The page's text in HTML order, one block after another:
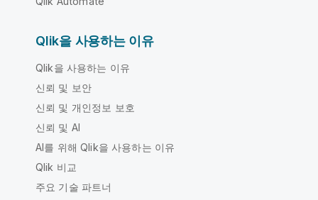
Qlik을 사용하는 이유
Qlik을 사용하는 이유
신뢰 및 보안
신뢰 및 개인정보 보호
신뢰 및 AI
AI를 위해 Qlik을 사용하는 이유
Qlik 비교
주요 기술 파트너